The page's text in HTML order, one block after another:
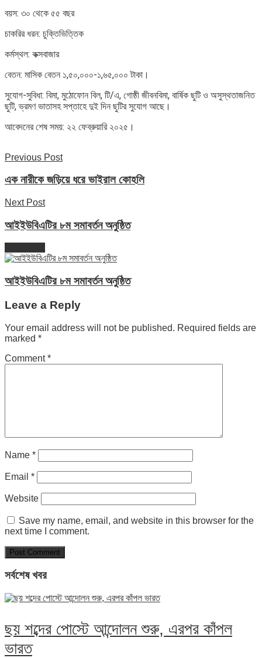
বয়স: ৩০ থেকে ৫৫ বছর
চাকরির ধরন: চুক্তিভিত্তিক
কর্মস্থল: কক্সবাজার
বেতন: মাসিক বেতন ১,৫০,০০০-১,৬৫,০০০ টাকা।
সুযোগ-সুবিধা: বিমা, মুঠোফোন বিল, টি/এ, গোষ্ঠী জীবনবিমা, বার্ষিক ছুটি ও অসুস্থতাজনিত
ছুটি, ভ্রমণ ভাতাসহ সপ্তাহে দুই দিন ছুটির সুযোগ আছে।
আবেদনের শেষ সময়: ২২ ফেব্রুয়ারি ২০২৫।
Previous Post
এক নারীকে জড়িয়ে ধরে ভাইরাল কোহলি
Next Post
আইইউবিএটির ৮ম সমাবর্তন অনুষ্ঠিত
আইইউবিএটির ৮ম সমাবর্তন অনুষ্ঠিত
Leave a Reply
Your email address will not be published. Required fields are
marked *
Comment*
Name *
Email *
Website
Save my name, email, and website in this browser for the
next time I comment.
সর্বশেষ খবর
ছয় শব্দের পোস্টে আন্দোলন শুরু, এরপর কাঁপল
ভারত